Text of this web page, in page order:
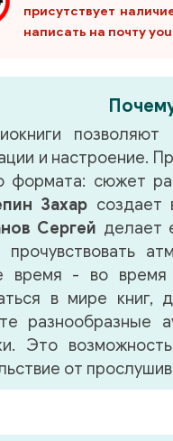
присутствует
написать на почту
и настроение.
формата: сюжет
Захар создает
Сергей делает
прочувствовать
время - во время
в мире книг,
разнообразные
Это
от